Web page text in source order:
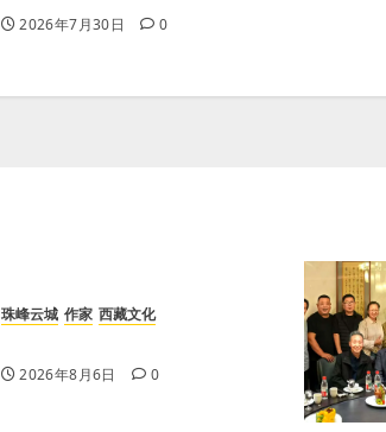
2026年7月30日 0
珠峰云城 作家 西藏文化
2026年8月6日 0